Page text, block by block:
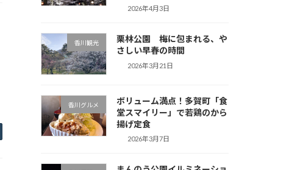
2026年4月3日
香川観光
栗林公園 梅に包まれる、や
さしい早春の時間
2026年3月21日
香川グルメ
ボリューム満点！多賀町「食
堂スマイリー」で若鶏のから
揚げ定食
2026年3月7日